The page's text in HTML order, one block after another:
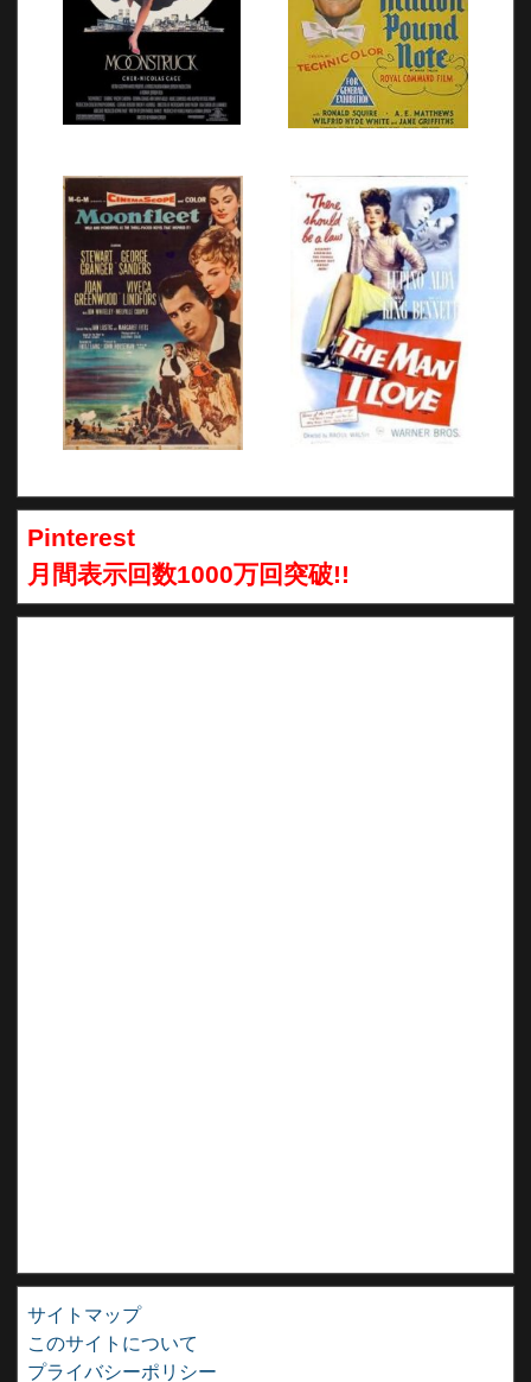
Pinterest
月間表示回数1000万回突破!!
サイトマップ
このサイトについて
プライバシーポリシー